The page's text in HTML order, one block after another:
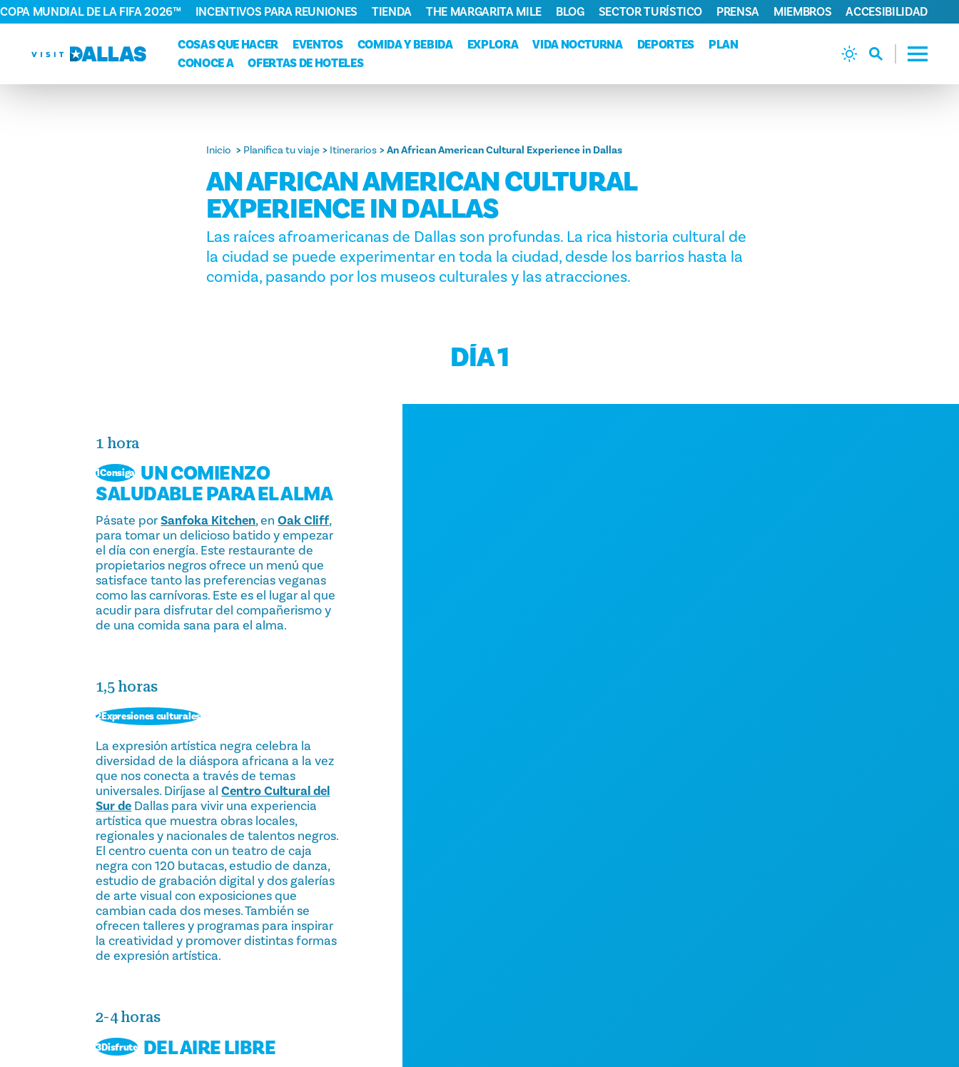
Ir al contenido
COSAS QUE HACER EVENTOS COMIDA Y BEBIDA EXPLORA VIDA NOCTURNA DEPORTES
PLAN
CONOCE A
OFERTAS DE HOTELES
COPA MUNDIAL DE LA FIFA 2026™ INCENTIVOS PARA REUNIONES TIENDA THE MARGARITA MILE BLOG SECTOR TURÍSTICO PRENSA MIEMBROS ACCESIBILIDAD
Inicio Planifica tu viaje Itinerarios An African American Cultural Experience in Dallas
AN AFRICAN AMERICAN CULTURAL
EXPERIENCE IN DALLAS
Las raíces afroamericanas de Dallas son profundas. La rica historia cultural de
la ciudad se puede experimentar en toda la ciudad, desde los barrios hasta la
comida, pasando por los museos culturales y las atracciones.
DÍA 1
1 hora
1Consiga UN COMIENZO
SALUDABLE PARA EL ALMA
Pásate porSanfoka Kitchen, enOak Cliff,
para tomar un delicioso batido y empezar
el día con energía. Este restaurante de
propietarios negros ofrece un menú que
satisface tanto las preferencias veganas
como las carnívoras. Este es el lugar al que
acudir para disfrutar del compañerismo y
de una comida sana para el alma.
1,5 horas
2Expresiones culturales
La expresión artística negra celebra la
diversidad de la diáspora africana a la vez
que nos conecta a través de temas
universales. Diríjase alCentro Cultural del
Sur de Dallas para vivir una experiencia
artística que muestra obras locales,
regionales y nacionales de talentos negros.
El centro cuenta con un teatro de caja
negra con 120 butacas, estudio de danza,
estudio de grabación digital y dos galerías
de arte visual con exposiciones que
cambian cada dos meses. También se
ofrecen talleres y programas para inspirar
la creatividad y promover distintas formas
de expresión artística.
2-4 horas
3Disfrute DEL AIRE LIBRE